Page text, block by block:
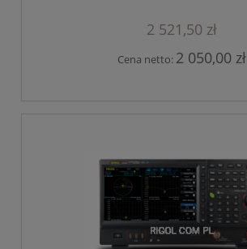
2 521,50 zł
Cena netto: 2 050,00 zł